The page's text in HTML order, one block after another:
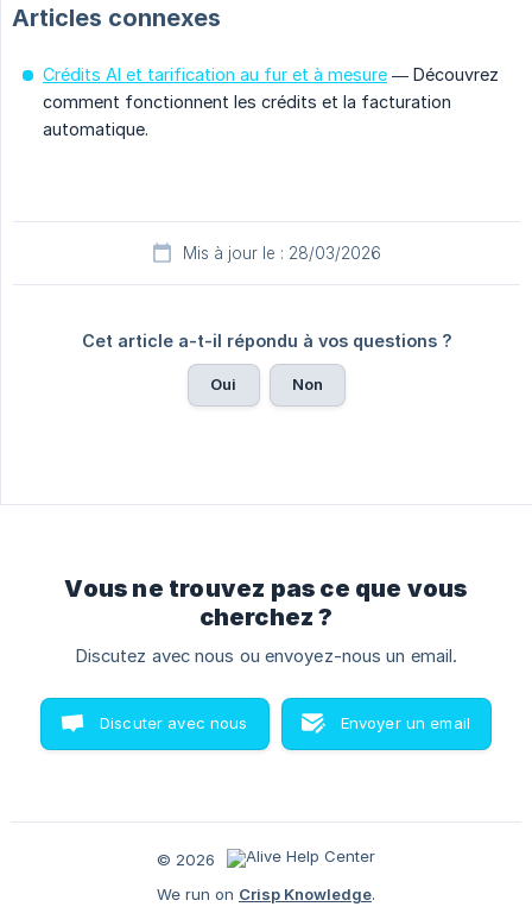
Articles connexes
Crédits AI et tarification au fur et à mesure — Découvrez
comment fonctionnent les crédits et la facturation
automatique.
Mis à jour le : 28/03/2026
Cet article a-t-il répondu à vos questions ?
Oui Non
Vous ne trouvez pas ce que vous
cherchez ?
Discutez avec nous ou envoyez-nous un email.
Discuter avec nous Envoyer un email
© 2026
We run on Crisp Knowledge.